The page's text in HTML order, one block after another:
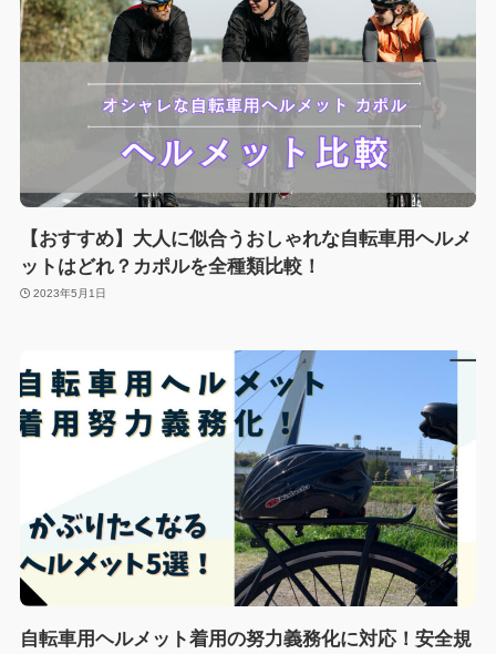
【おすすめ】大人に似合うおしゃれな自転車用ヘルメ
ットはどれ？カポルを全種類比較！
2023年5月1日
自転車用ヘルメット着用の努力義務化に対応！安全規